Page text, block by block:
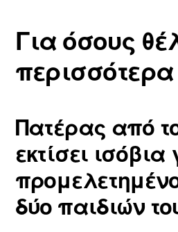
Για όσους
περισσότερα
Πατέρας από
εκτίσει ισόβια
δύο παιδιών